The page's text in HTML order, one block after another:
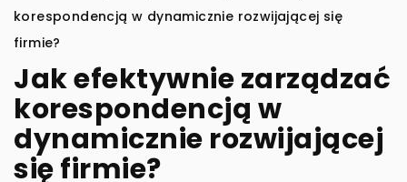
korespondencją w dynamicznie rozwijającej się
firmie?
Jak efektywnie zarządzać
korespondencją w
dynamicznie rozwijającej
się firmie?